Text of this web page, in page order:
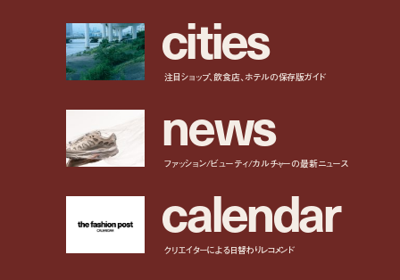
cities
注目ショップ、飲食店、ホテルの保存版ガイド
news
ファッション/ビューティ/カルチャーの最新ニュース
calendar
クリエイターによる日替わりレコメンド